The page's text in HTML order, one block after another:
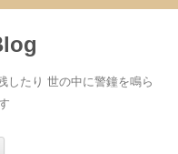
したり 世の中に警鐘を鳴ら